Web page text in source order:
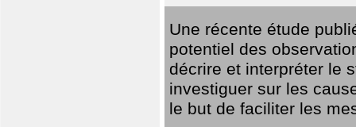
Une récente étude
potentiel des
décrire et interpréter le
investiguer sur les
le but de faciliter les